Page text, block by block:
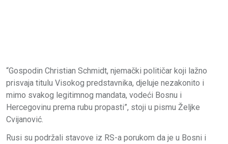
“Gospodin Christian Schmidt, njemački političar koji lažno
prisvaja titulu Visokog predstavnika, djeluje nezakonito i
mimo svakog legitimnog mandata, vodeći Bosnu i
Hercegovinu prema rubu propasti”, stoji u pismu Željke
Cvijanović.
Rusi su podržali stavove iz RS-a porukom da je u Bosni i